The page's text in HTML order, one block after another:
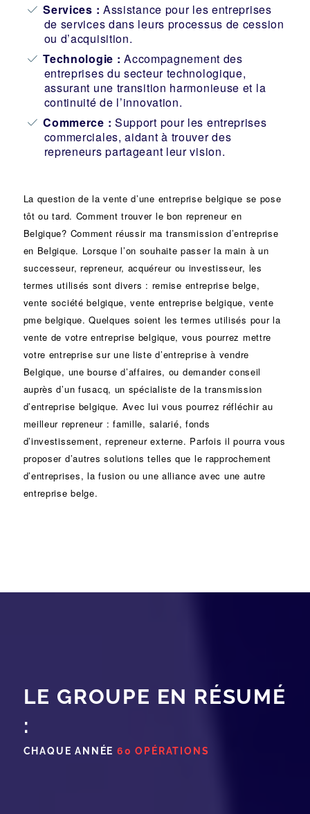
Services : Assistance pour les entreprises
de services dans leurs processus de cession
ou d’acquisition.
Technologie : Accompagnement des
entreprises du secteur technologique,
assurant une transition harmonieuse et la
continuité de l’innovation.
Commerce : Support pour les entreprises
commerciales, aidant à trouver des
repreneurs partageant leur vision.
La question de la vente d’une entreprise belgique se pose
tôt ou tard. Comment trouver le bon repreneur en
Belgique? Comment réussir ma transmission d’entreprise
en Belgique. Lorsque l’on souhaite passer la main à un
successeur, repreneur, acquéreur ou investisseur, les
termes utilisés sont divers : remise entreprise belge,
vente société belgique, vente entreprise belgique, vente
pme belgique. Quelques soient les termes utilisés pour la
vente de votre entreprise belgique, vous pourrez mettre
votre entreprise sur une liste d’entreprise à vendre
Belgique, unebourse d’affaires, ou demander conseil
auprès d’un fusacq, un spécialiste de latransmission
d’entreprise belgique. Avec lui vous pourrez réfléchir au
meilleur repreneur :famille, salarié, fonds
d’investissement, repreneur externe. Parfois il pourra vous
proposer d’autres solutions telles que le rapprochement
d’entreprises, lafusion ou unealliance avec une autre
entreprise belge.
LE GROUPE EN RÉSUMÉ
:
CHAQUE ANNÉE 60 OPÉRATIONS